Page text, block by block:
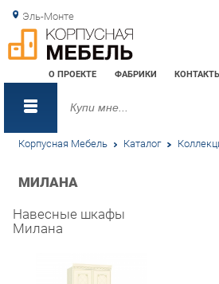
Эль-Монте
О ПРОЕКТЕ ФАБРИКИ КОНТАКТЫ
Корпусная Мебель Каталог Коллекции
МИЛАНА
Навесные шкафы
Милана